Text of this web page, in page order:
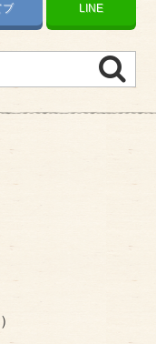
ブ LINE